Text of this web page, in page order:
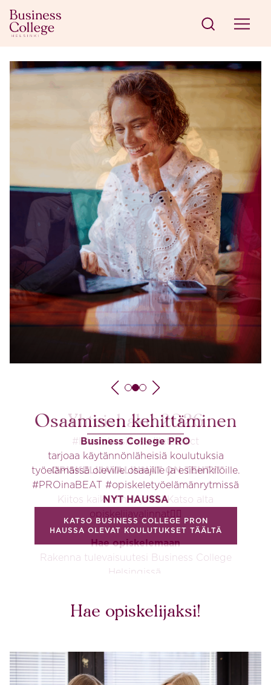
Siirry sisältöön
Business College Helsinki
Yhteishaku 2026
#letsdobusiness #letsdoict
OPISKELIJAVALINNAT ON TEHTY!
Kiitos kaikille hakijoille! Katso alta
opiskelijavalinnat👇🏼
Hae opiskelemaan
Rakenna tulevaisuutesi Business College
Helsingissä.
TUTUSTU KOULUTUKSIIN
Osaamisen kehittäminen
Business College PRO
tarjoaa käytännönläheisiä koulutuksia
työelämässä oleville osaajille ja esihenkilöille.
#PROinaBEAT #opiskeletyöelämänrytmissä
NYT HAUSSA
KATSO BUSINESS COLLEGE PRON
HAUSSA OLEVAT KOULUTUKSET TÄÄLTÄ
Kokeile Business Collegen
tutkinnot-peliä!
Pelin ideana on kokeilla osaatko jakaa oikeat
suuntautumisvaihtoehdot oikesiin tutkintoihin.
Vedä suuntautuminen siihen tutkintoon
kumpaan luulet sen kuuluvan ja katso kuinka
monta saat oikein?
ALOITA PELI
Hae opiskelijaksi!